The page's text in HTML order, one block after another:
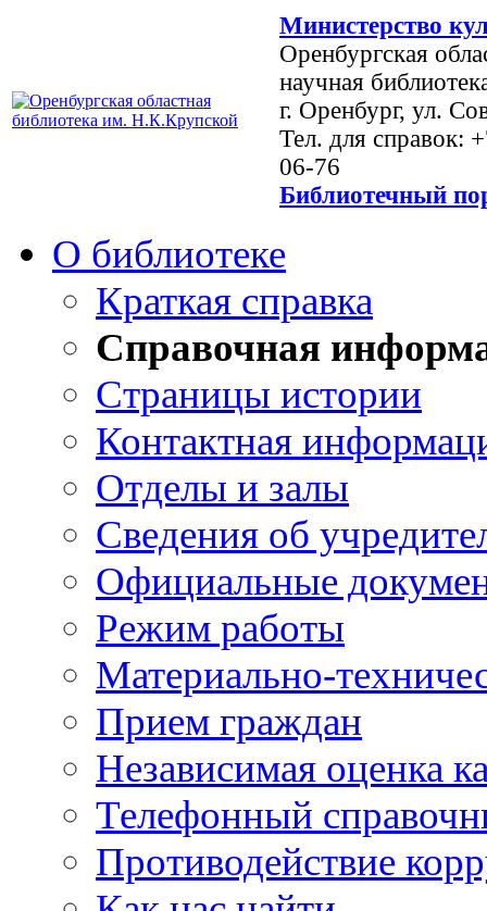
Министерство
Оренбургская
научная
г. Оренбург, ул.
Тел. для справок:
06-76
Библиотечный
О библиотеке
Краткая справка
Справочная
Страницы истории
Контактная
Отделы и залы
Сведения об
Официальные
Режим работы
Материально-
Прием граждан
Независимая оценка
Телефонный
Противодействие